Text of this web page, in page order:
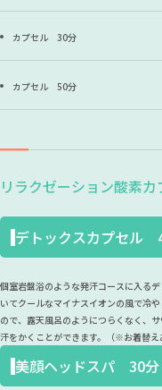
カプセル 30分
カプセル 50分
リラクゼーション酸素
デトックスカプセ
個室岩盤浴のような発汗コースに入る
いてクールなマイナスイオンの風で冷
ので、露天風呂のようにつらくなく、
汗をかくことができます。（※お着替え
美顔ヘッドスパ 30